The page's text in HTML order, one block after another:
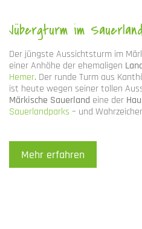
Jübergturm im
Der jüngste Aussichtsturm im
einer Anhöhe der ehemaligen
Hemer. Der runde Turm aus
ist heute wegen seiner tollen
Märkische Sauerland eine der
Sauerlandparks – und
Mehr erfahren